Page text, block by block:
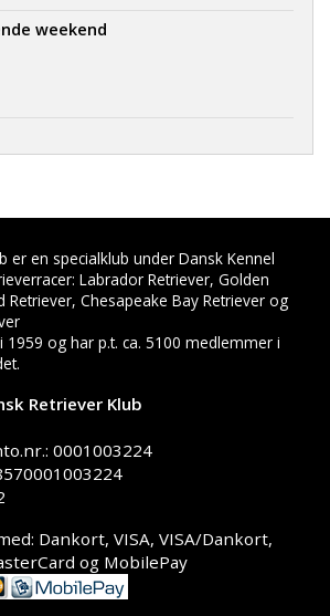
weekend
er en specialklub under Dansk Kennel
Labrador Retriever, Golden
Retriever, Chesapeake Bay Retriever og
1959 og har p.t. ca. 5100 medlemmer i
Retriever Klub
0001003224
Dankort, VISA, VISA/Dankort,
og MobilePay